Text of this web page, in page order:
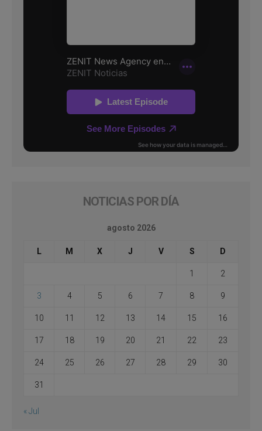
NOTICIAS POR DÍA
agosto 2026
L M X J V S D
1 2
3 4 5 6 7 8 9
10 11 12 13 14 15 16
17 18 19 20 21 22 23
24 25 26 27 28 29 30
31
« Jul